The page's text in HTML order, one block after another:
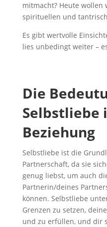
mitmacht? Heute
spirituellen und
Es gibt wertvolle
lies unbedingt weiter –
Die
Selbstliebe
Beziehung
Selbstliebe ist die
Partnerschaft, da sie
genug liebst, um auch
Partnerin/deines
können. Selbstliebe
Grenzen zu setzen,
und zu erfüllen, und dir